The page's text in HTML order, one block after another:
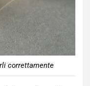
correttamente